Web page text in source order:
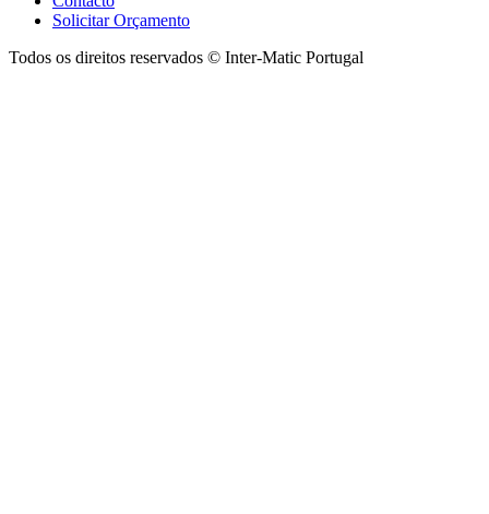
Solicitar Orçamento
Todos os direitos reservados © Inter-Matic Portugal